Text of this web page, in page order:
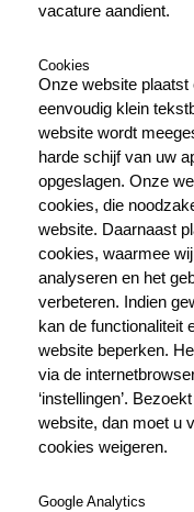
vacature aandient.
Cookies
Onze website
eenvoudig klein
website wordt
harde schijf van uw
opgeslagen. Onze
cookies, die
website. Daarnaast
cookies, waarmee
analyseren en het
verbeteren. Indien
kan de functionaliteit
website beperken.
via de
‘instellingen’.
website, dan moet u
cookies weigeren.
Google Analytics